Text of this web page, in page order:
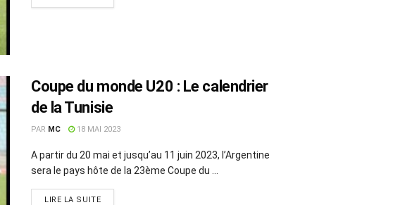
Coupe du monde U20 : Le calendrier
de la Tunisie
PAR MC 18 MAI 2023
A partir du 20 mai et jusqu’au 11 juin 2023, l’Argentine
sera le pays hôte de la 23ème Coupe du ...
LIRE LA SUITE